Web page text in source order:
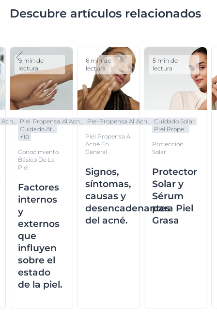
Descubre artículos relacionados
Piel Propensa Al Acn...
Cuidado Af...
+10
Conocimiento
Básico De La
Piel
Factores
internos
y
externos
que
influyen
sobre el
estado
de la piel.
9 min de
lectura
Piel Propensa Al Acn...
Piel Propensa Al
Acné En
General
Signos,
síntomas,
causas y
desencadenantes
del acné.
6 min de
lectura
Cuidado Solar
Piel Prope...
Protección
Solar
Protector
Solar y
Sérum
para Piel
Grasa
5 min de
lectura